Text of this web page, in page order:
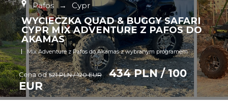
Pafos → Cypr
WYCIECZKA QUAD & BUGGY SAFARI
CYPR MIX ADVENTURE Z PAFOS DO
AKAMAS
Mix Adventure z Pafos do Akamas z wybranym programem
Cena od 521 PLN / 120 EUR
434 PLN / 100
EUR